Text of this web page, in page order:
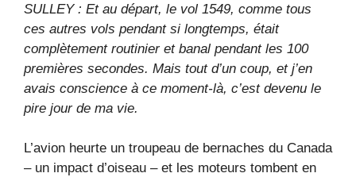
SULLEY : Et au départ, le vol 1549, comme tous
ces autres vols pendant si longtemps, était
complètement routinier et banal pendant les 100
premières secondes. Mais tout d’un coup, et j’en
avais conscience à ce moment-là, c’est devenu le
pire jour de ma vie.
L’avion heurte un troupeau de bernaches du Canada
– un impact d’oiseau – et les moteurs tombent en